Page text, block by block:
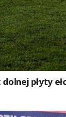
płyty